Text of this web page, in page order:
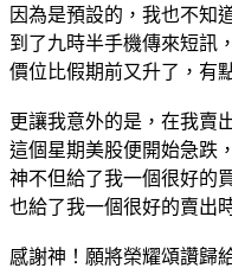
因為是預設的，我也不知
到了九時半手機傳來短訊
價位比假期前又升了，有
更讓我意外的是，在我賣
這個星期美股便開始急跌，
神不但給了我一個很好的
也給了我一個很好的賣出
感謝神！願將榮耀頌讚歸